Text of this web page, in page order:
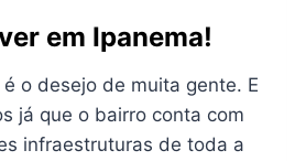
em Ipanema!
o desejo de muita gente. E
já que o bairro conta com
infraestruturas de toda a